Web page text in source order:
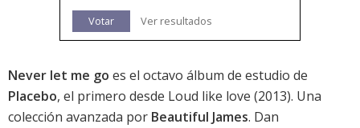
Votar Ver resultados
Never let me go es el octavo álbum de estudio de
Placebo, el primero desde Loud like love (2013). Una
colección avanzada por Beautiful James. Dan